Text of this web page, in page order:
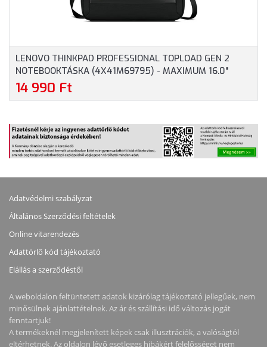
LENOVO THINKPAD PROFESSIONAL TOPLOAD GEN 2
NOTEBOOKTÁSKA (4X41M69795) - MAXIMUM 16.0"
MÉRETŰ NOTEBOOKOKHOZ - FEKETE SZÍNBEN
14 990 Ft
Adatvédelmi szabályzat
Általános Szerződési feltételek
Online vitarendezés
Adattörlő kód tájékoztató
Elállás a szerződéstől
A weboldalon feltüntetett adatok kizárólag tájékoztató jellegűek, nem
minősülnek ajánlattételnek. Az ár és szállítási idő változás jogát
fenntartjuk!
A termékeknél megjelenített képek csak illusztrációk, a valóságtól
eltérhetnek. Az oldalon lévő esetleges hibákért felelősséget nem